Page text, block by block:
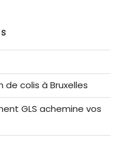
de colis à Bruxelles
GLS achemine vos